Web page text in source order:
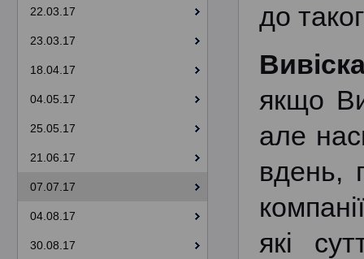
22.03.17
23.03.17
18.04.17
04.05.17
25.05.17
21.06.17
07.07.17
04.08.17
30.08.17
до
якщо
але
вдень,
які